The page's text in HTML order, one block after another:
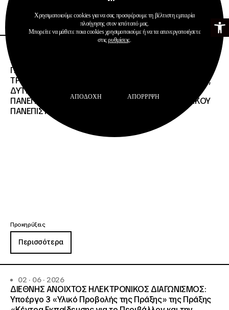
Ανοίξτε
Περισσότερα
ΔΙΕΘΝΗΣ ΑΝΟΙΧΤΟΣ ΗΛΕΚΤΡΟΝΙΚΟΣ ΔΙΑΓΩΝΙΣΜΟΣ ΜΕ
ΠΕΡΙΓΡΑΦΗ:ΥΠΗΡΕΣΙΕΣ ΣΤΕΓΑΣΗΣ ΤΩΝ ΦΟΙΤΗΤΩΝ/
ΤΡΙΩΝ ΤΩΝ ΠΑΝΕΠΙΣΤΗΜΙΑΚΩΝ ΙΔΡΥΜΑΤΩΝ KΡΗΤΗΣ,
ΔΥΤΙΚΗΣ ΜΑΚΕΔΟΝΙΑΣ, ΔΗΜΟΚΡΙΤΕΙΟΥ
ΠΑΝΕΠΙΣΤΗΜΙΟΥ ΘΡΑΚΗΣ, ΕΛΛΗΝΙΚΟΥ ΜΕΣΟΓΕΙΑΚΟΥ
ΠΑΝΕΠΙΣΤΗΜΙΟΥ, ΠΑΤΡΩΝ
Προκηρύξεις
Περισσότερα
02 · 06 · 2026
ΔΙΕΘΝΗΣ ΑΝΟΙΧΤΟΣ ΗΛΕΚΤΡΟΝΙΚΟΣ ΔΙΑΓΩΝΙΣΜΟΣ:
Υποέργο 3 «Υλικό Προβολής της Πράξης» της Πράξης
Χρησιμοποιούμε cookies για να σας προσφέρουμε τη βέλτιστη εμπειρία
πλοήγησης στον ιστότοπό μας.
Μπορείτε να μάθετε ποια cookies χρησιμοποιούμε ή να τα απενεργοποιήσετε
στιςρυθμίσεις.
ΑΠΟΔΟΧΉ ΑΠΌΡΡΙΨΗ